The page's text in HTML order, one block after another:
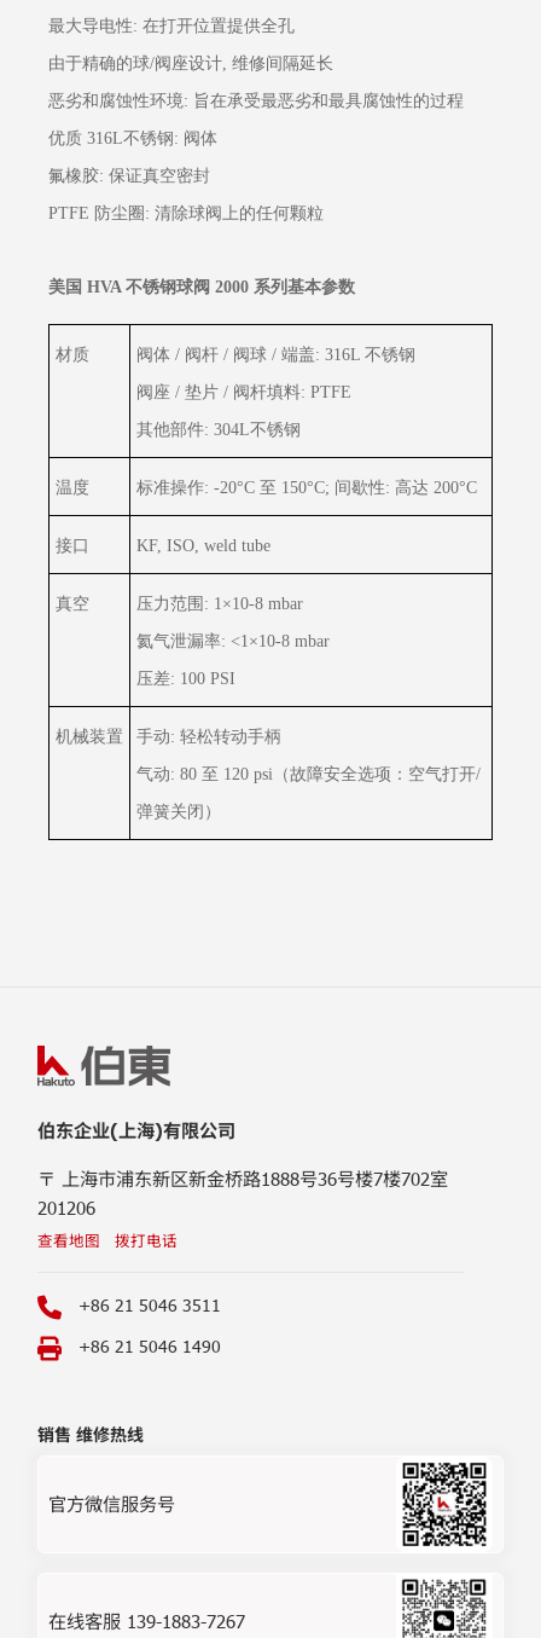
最大导电性: 在打开位置提供全孔
由于精确的球/阀座设计, 维修间隔延长
恶劣和腐蚀性环境: 旨在承受最恶劣和最具腐蚀性的过程
优质 316L不锈钢: 阀体
氟橡胶: 保证真空密封
PTFE 防尘圈: 清除球阀上的任何颗粒
美国 HVA 不锈钢球阀 2000 系列基本参数
材质 阀体 / 阀杆 / 阀球 / 端盖: 316L 不锈钢
阀座 / 垫片 / 阀杆填料: PTFE
其他部件: 304L不锈钢
温度 标准操作: -20°C 至 150°C; 间歇性: 高达 200°C
接口 KF, ISO, weld tube
真空 压力范围: 1×10-8 mbar
氦气泄漏率: <1×10-8 mbar
压差: 100 PSI
机械装置 手动: 轻松转动手柄
气动: 80 至 120 psi（故障安全选项：空气打开/
弹簧关闭）
伯东企业(上海)有限公司
〒 上海市浦东新区新金桥路1888号36号楼7楼702室
201206
查看地图 拨打电话
+86 21 5046 3511
+86 21 5046 1490
销售 维修热线
官方微信服务号
在线客服 139-1883-7267